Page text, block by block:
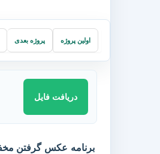
اولین پروژه پروژه بعدی
دریافت فایل
برنامه عکس گرفتن